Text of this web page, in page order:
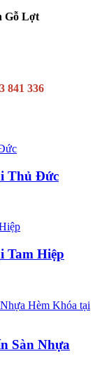
Gỗ Lợt
841 336
Thủ Đức
Tam Hiệp
Sàn Nhựa